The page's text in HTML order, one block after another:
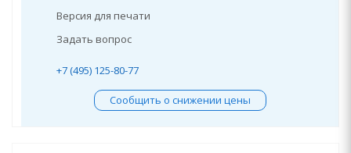
Версия для печати
Задать вопрос
+7 (495) 125-80-77
Сообщить о снижении цены